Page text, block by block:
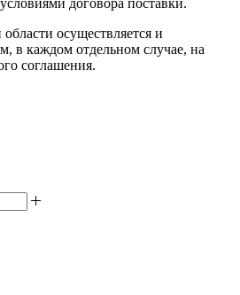
договора поставки.
осуществляется и
в каждом отдельном случае, на
соглашения.